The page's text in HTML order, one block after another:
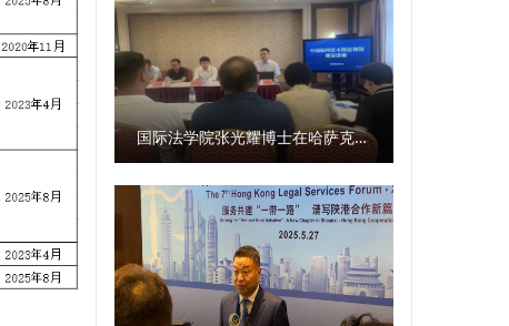
国际法学院张光耀博士在哈萨克斯坦阿拉木图开展科研与社会服务活动